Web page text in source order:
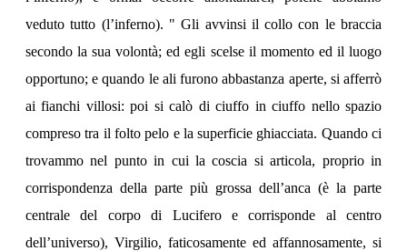
veduto tutto (l’inferno). " Gli avvinsi il collo con le braccia
secondo la sua volontà; ed egli scelse il momento ed il luogo
opportuno; e quando le ali furono abbastanza aperte, si afferrò
ai fianchi villosi: poi si calò di ciuffo in ciuffo nello spazio
compreso tra il folto pelo e la superficie ghiacciata. Quando ci
trovammo nel punto in cui la coscia si articola, proprio in
corrispondenza della parte più grossa dell’anca (è la parte
centrale del corpo di Lucifero e corrisponde al centro
dell’universo), Virgilio, faticosamente ed affannosamente, si